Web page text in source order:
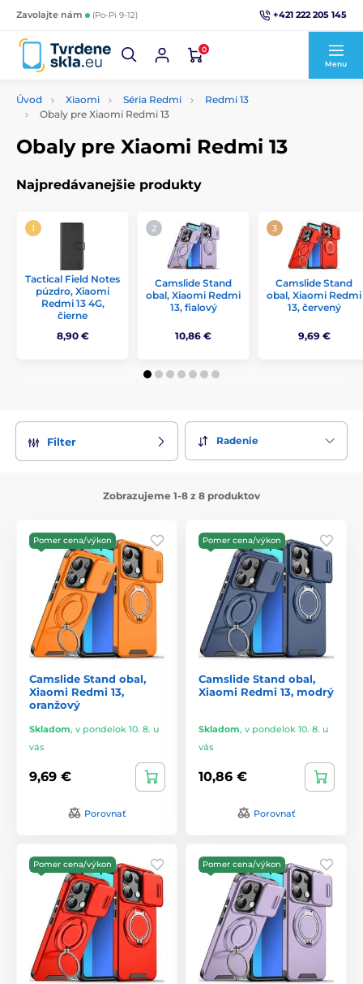
Zavolajte nám (Po-Pi 9-12) +421 222 205 145
0
Menu
Úvod Xiaomi Séria Redmi
Redmi 13
Obaly pre Xiaomi Redmi 13
Obaly pre Xiaomi Redmi 13
Najpredávanejšie produkty
Tactical Field Notes
púzdro, Xiaomi
Redmi 13 4G,
čierne
8,90 €
Camslide Stand
obal, Xiaomi Redmi
13, fialový
10,86 €
Camslide Stand
obal, Xiaomi Redmi
13, červený
9,69 €
Filter Radenie
Zobrazujeme 1-8 z 8 produktov
Pomer cena/výkon
Camslide Stand obal,
Xiaomi Redmi 13,
oranžový
Skladom, v pondelok 10. 8. u
vás
9,69 €
Porovnať
Pomer cena/výkon
Camslide Stand obal,
Xiaomi Redmi 13, modrý
Skladom, v pondelok 10. 8. u
vás
10,86 €
Porovnať
Pomer cena/výkon Pomer cena/výkon